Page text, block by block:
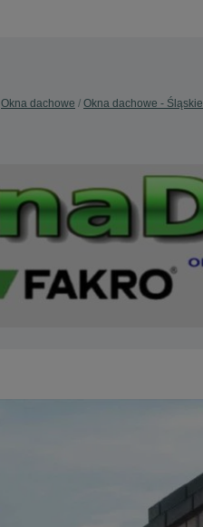
Okna dachowe Okna dachowe - Śląskie